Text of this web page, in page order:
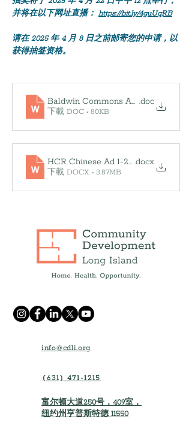
并将在以下网址直播： https://bit.ly/4guUqRB
请在 2025 年 4 月 8 日之前邮寄您的申请，以
获得抽签资格。
Baldwin Commons Apartments
.doc
下載 DOC • 80KB
HCR Chinese Ad 1-22-2025
.docx
下載 DOCX • 3.87MB
info@cdli.org
(631) 471-1215
富尔顿大道250号，409室，
纽约州亨普斯特德 11550